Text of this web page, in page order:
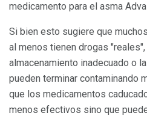
medicamento para el asma
Si bien esto sugiere que
al menos tienen drogas
almacenamiento inadecuado o
pueden terminar contaminando
que los medicamentos
menos efectivos sino que